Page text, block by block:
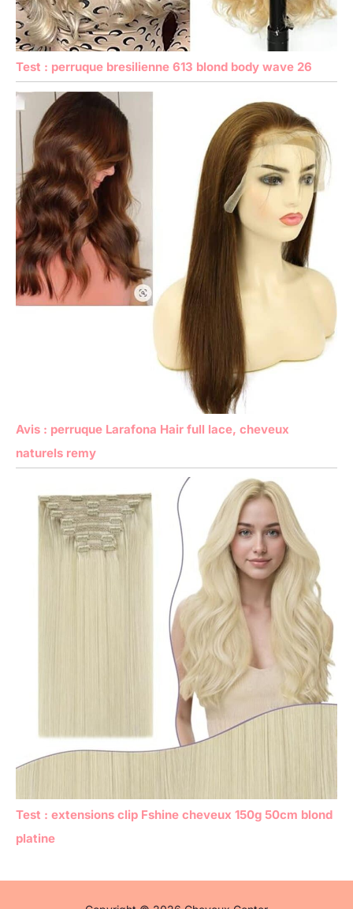
Test : perruque bresilienne 613 blond body wave 26
Avis : perruque Larafona Hair full lace, cheveux
naturels remy
Test : extensions clip Fshine cheveux 150g 50cm blond
platine